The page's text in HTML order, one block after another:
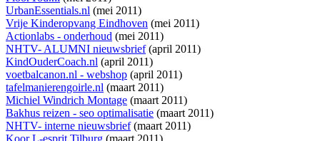
UrbanEssentials.nl (mei 2011)
Vrije Kinderopvang Eindhoven (mei 2011)
Actionlabs - onderhoud (mei 2011)
NHTV- ALUMNI nieuwsbrief(april 2011)
KindOuderCoach.nl (april 2011)
voetbalcanon.nl - webshop (april 2011)
tafelmanierengoirle.nl (maart 2011)
Michiel Windrich Montage (maart 2011)
Bakhus reizen - seo optimalisatie (maart 2011)
NHTV- interne nieuwsbrief(maart 2011)